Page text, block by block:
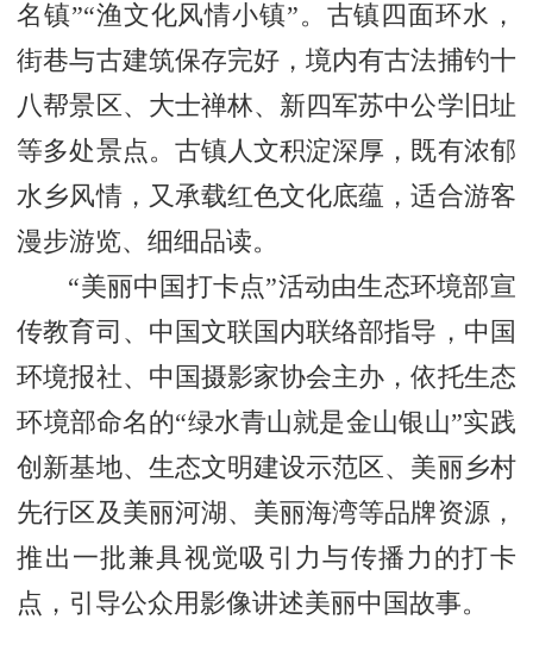
名镇”“渔文化风情小镇”。古镇四面环水，
街巷与古建筑保存完好，境内有古法捕钓十
八帮景区、大士禅林、新四军苏中公学旧址
等多处景点。古镇人文积淀深厚，既有浓郁
水乡风情，又承载红色文化底蕴，适合游客
漫步游览、细细品读。
“美丽中国打卡点”活动由生态环境部宣
传教育司、中国文联国内联络部指导，中国
环境报社、中国摄影家协会主办，依托生态
环境部命名的“绿水青山就是金山银山”实践
创新基地、生态文明建设示范区、美丽乡村
先行区及美丽河湖、美丽海湾等品牌资源，
推出一批兼具视觉吸引力与传播力的打卡
点，引导公众用影像讲述美丽中国故事。